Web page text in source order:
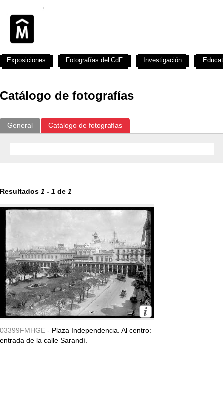
Catálogo de fotografías
General Catálogo de fotografías
Resultados 1 - 1 de 1
03399FMHGE - Plaza Independencia. Al centro:
entrada de la calle Sarandí.
Exposiciones Fotografías del CdF Investigación